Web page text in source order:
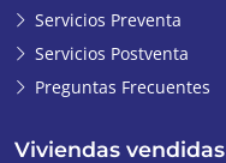
Servicios Preventa
Servicios Postventa
Preguntas Frecuentes
Viviendas vendidas